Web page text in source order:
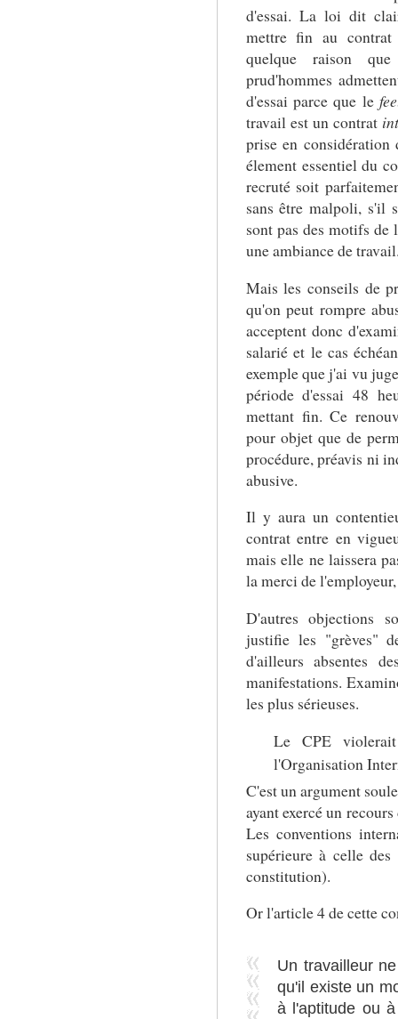
d'essai. La loi dit
mettre fin au
quelque raison
prud'hommes
d'essai parce que le
travail est un contrat
prise en
élement essentiel du
recruté soit
sans être malpoli, s'il
sont pas des motifs
une ambiance de
Mais les conseils de
qu'on peut rompre
acceptent donc
salarié et le cas
exemple que j'ai vu
période d'essai 48
mettant fin. Ce
pour objet que de
procédure, préavis ni
abusive.
Il y aura un
contrat entre en
mais elle ne laissera
la merci de
D'autres objections
justifie les "grèves"
d'ailleurs absentes
manifestations.
les plus sérieuses.
Le CPE
l'Organisation
C'est un argument
ayant exercé un
Les conventions
supérieure à celle
constitution).
Or l'article 4 de cette
Un travailleur
qu'il existe un
à l'aptitude ou